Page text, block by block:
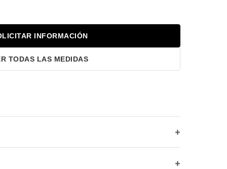
INFORMACIÓN
TODAS LAS MEDIDAS